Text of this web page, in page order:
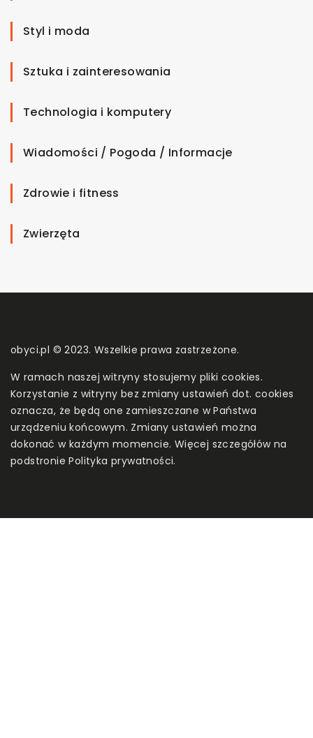
Styl i moda
Sztuka i zainteresowania
Technologia i komputery
Wiadomości / Pogoda / Informacje
Zdrowie i fitness
Zwierzęta
obyci.pl © 2023. Wszelkie prawa zastrzeżone.
W ramach naszej witryny stosujemy pliki cookies.
Korzystanie z witryny bez zmiany ustawień dot. cookies
oznacza, że będą one zamieszczane w Państwa
urządzeniu końcowym. Zmiany ustawień można
dokonać w każdym momencie. Więcej szczegółów na
podstroniePolityka prywatności.